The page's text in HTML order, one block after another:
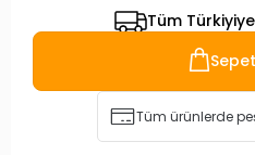
Tüm
Tüm ürünlerde